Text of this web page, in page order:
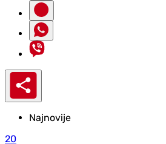
Najnovije
20